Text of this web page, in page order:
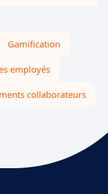
Gamification
employés
collaborateurs